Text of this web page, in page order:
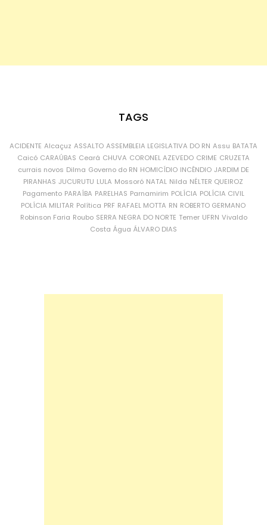
TAGS
ACIDENTE Alcaçuz ASSALTO ASSEMBLEIA LEGISLATIVA DO RN Assu BATATA
Caicó CARAÚBAS Ceará CHUVA CORONEL AZEVEDO CRIME CRUZETA
currais novos Dilma Governo do RN HOMICÍDIO INCÊNDIO JARDIM DE
PIRANHAS JUCURUTU LULA Mossoró NATAL Nilda NÉLTER QUEIROZ
Pagamento PARAÍBA PARELHAS Parnamirim POLÍCIA POLÍCIA CIVIL
POLÍCIA MILITAR Política PRF RAFAEL MOTTA RN ROBERTO GERMANO
Robinson Faria Roubo SERRA NEGRA DO NORTE Temer UFRN Vivaldo
Costa Água ÁLVARO DIAS